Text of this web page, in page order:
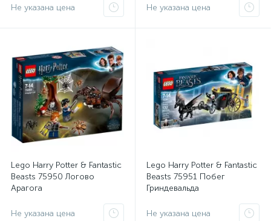
Не указана цена
Не указана цена
Lego Harry Potter & Fantastic
Beasts 75950 Логово
Арагога
Не указана цена
Lego Harry Potter & Fantastic
Beasts 75951 Побег
Гриндевальда
Не указана цена